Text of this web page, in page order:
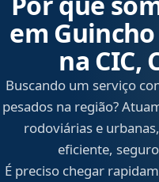
em
na CIC,
Buscando um serviço
pesados na região?
rodoviárias e
eficiente,
É preciso chegar